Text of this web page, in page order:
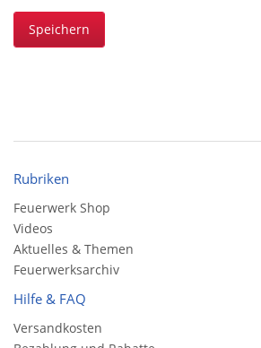
Speichern
Rubriken
Feuerwerk Shop
Videos
Aktuelles & Themen
Feuerwerksarchiv
Hilfe & FAQ
Versandkosten